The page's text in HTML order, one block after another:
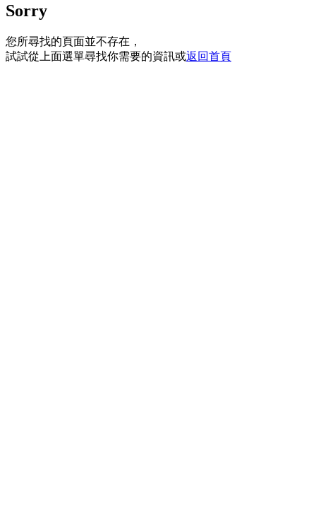
Sorry
您所尋找的頁面並不存在，
試試從上面選單尋找你需要的資訊或返回首頁